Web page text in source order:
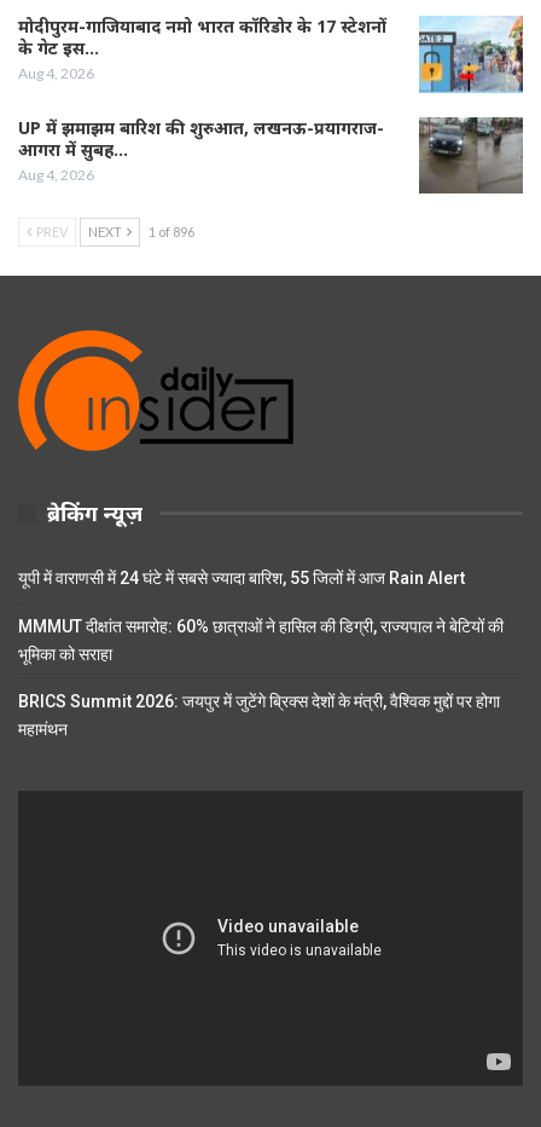
मोदीपुरम-गाजियाबाद नमो भारत कॉरिडोर के 17 स्टेशनों
के गेट इस…
Aug 4, 2026
UP में झमाझम बारिश की शुरुआत, लखनऊ-प्रयागराज-
आगरा में सुबह…
Aug 4, 2026
PREV NEXT 1 of 896
ब्रेकिंग न्यूज़
यूपी में वाराणसी में 24 घंटे में सबसे ज्यादा बारिश, 55 जिलों में आज Rain Alert
MMMUT दीक्षांत समारोह: 60% छात्राओं ने हासिल की डिग्री, राज्यपाल ने बेटियों की
भूमिका को सराहा
BRICS Summit 2026: जयपुर में जुटेंगे ब्रिक्स देशों के मंत्री, वैश्विक मुद्दों पर होगा
महामंथन